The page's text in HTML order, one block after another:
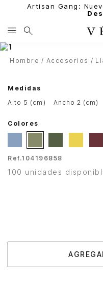
Artisan Gang:
Hombre Accesorios
Medidas
alto 5 (cm)
ancho 2 (cm)
Colores
Ref.104196858
100 unidades